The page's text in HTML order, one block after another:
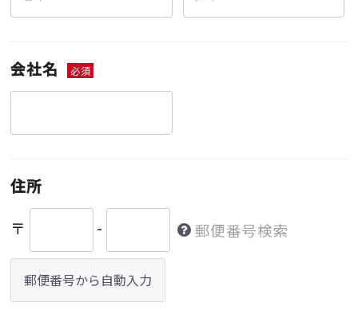
会社名 必須
住所
〒
- 郵便番号検索
郵便番号から自動入力